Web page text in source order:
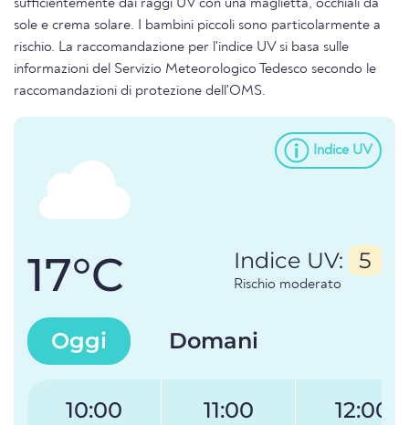
sufficientemente dai raggi UV con una maglietta, occhiali da
sole e crema solare. I bambini piccoli sono particolarmente a
rischio. La raccomandazione per l'indice UV si basa sulle
informazioni del Servizio Meteorologico Tedesco secondo le
raccomandazioni di protezione dell'OMS.
Indice UV
17°C Indice UV: 5
Rischio moderato
Oggi Domani
10:00 11:00 12:00